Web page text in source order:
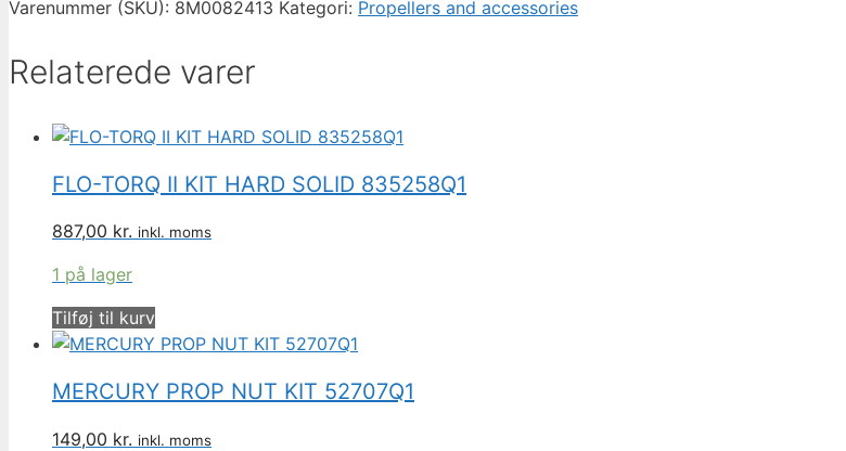
TORQ
8M0082413
antal
Varenummer (SKU): 8M0082413 Kategori: Propellers and accessories
Relaterede varer
FLO-TORQ II KIT HARD SOLID 835258Q1
887,00 kr. inkl. moms
1 på lager
Tilføj til kurv
MERCURY PROP NUT KIT 52707Q1
149,00 kr. inkl. moms